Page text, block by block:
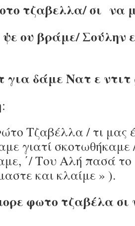
τζαβελλα/ σι να
ου βράμε/ Σούλην
δάμε Νατ ε ντιτ
Τζαβέλλα / τι μας
γιατί
΄/ Του Αλή πασά
και κλαίμε » ).
φωτο τζαβέλα